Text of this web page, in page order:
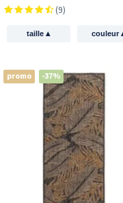
(9)
taille▴ couleur
promo -37%